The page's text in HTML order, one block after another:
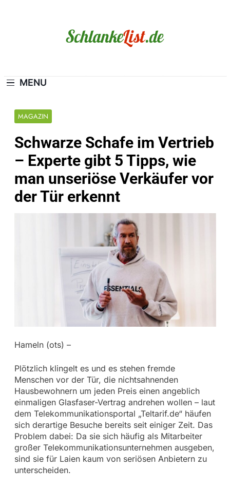
MENU
MAGAZIN
Schwarze Schafe im Vertrieb
– Experte gibt 5 Tipps, wie
man unseriöse Verkäufer vor
der Tür erkennt
Hameln (ots) –
Plötzlich klingelt es und es stehen fremde
Menschen vor der Tür, die nichtsahnenden
Hausbewohnern um jeden Preis einen angeblich
einmaligen Glasfaser-Vertrag andrehen wollen – laut
dem Telekommunikationsportal „Teltarif.de“ häufen
sich derartige Besuche bereits seit einiger Zeit. Das
Problem dabei: Da sie sich häufig als Mitarbeiter
großer Telekommunikationsunternehmen ausgeben,
sind sie für Laien kaum von seriösen Anbietern zu
unterscheiden.